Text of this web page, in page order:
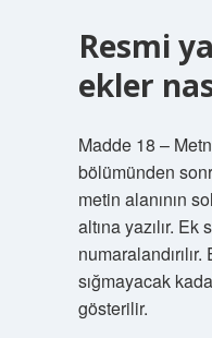
Resmi
ekler
Madde 18 –
bölümünden
metin alanının
altına yazılır. Ek
sığmayacak
gösterilir.